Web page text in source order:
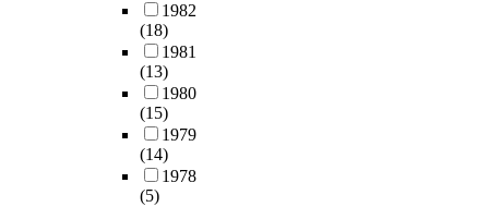
1982
(18)
1981
(13)
1980
(15)
1979
(14)
1978
(5)